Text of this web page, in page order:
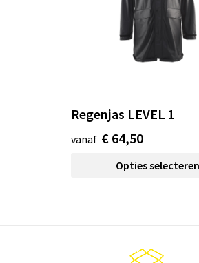
Regenjas LEVEL 1
vanaf € 64,50
Opties selecteren